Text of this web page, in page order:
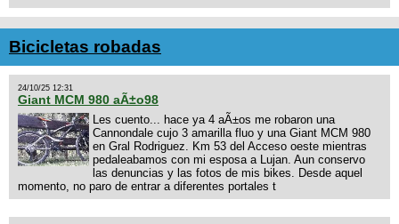
Bicicletas robadas
24/10/25 12:31
Giant MCM 980 aÃ±o98
Les cuento... hace ya 4 aÃ±os me robaron una
Cannondale cujo 3 amarilla fluo y una Giant MCM 980
en Gral Rodriguez. Km 53 del Acceso oeste mientras
pedaleabamos con mi esposa a Lujan. Aun conservo
las denuncias y las fotos de mis bikes. Desde aquel
momento, no paro de entrar a diferentes portales t